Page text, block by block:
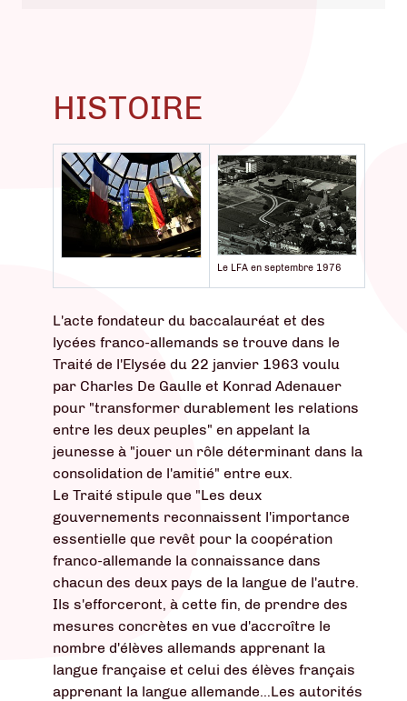
HISTOIRE
Le LFA en septembre 1976
L'acte fondateur du baccalauréat et des
lycées franco-allemands se trouve dans le
Traité de l'Elysée du 22 janvier 1963 voulu
par Charles De Gaulle et Konrad Adenauer
pour "transformer durablement les relations
entre les deux peuples" en appelant la
jeunesse à "jouer un rôle déterminant dans la
consolidation de l'amitié" entre eux.
Le Traité stipule que "Les deux
gouvernements reconnaissent l'importance
essentielle que revêt pour la coopération
franco-allemande la connaissance dans
chacun des deux pays de la langue de l'autre.
Ils s'efforceront, à cette fin, de prendre des
mesures concrètes en vue d'accroître le
nombre d'élèves allemands apprenant la
langue française et celui des élèves français
apprenant la langue allemande…Les autorités